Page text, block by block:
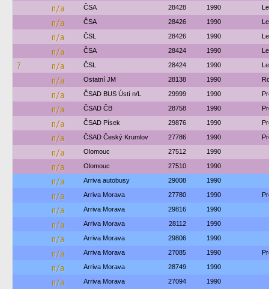
n/a ČSA 28428 1990
n/a ČSA 28426 1990
n/a ČSL 28426 1990
n/a ČSA 28424 1990
7 n/a ČSL 28424 1990
n/a Ostatní JM 28138 1990
n/a ČSAD BUS Ústí n/L 29999 1990
n/a ČSAD ČB 28758 1990
n/a ČSAD Písek 29876 1990
n/a ČSAD Český Krumlov 27786 1990
n/a Olomouc 27512 1990
n/a Olomouc 27510 1990
n/a Arriva autobusy 29008 1990
n/a Arriva Morava 27780 1990
n/a Arriva Morava 29816 1990
n/a Arriva Morava 28112 1990
n/a Arriva Morava 29806 1990
n/a Arriva Morava 27085 1990
n/a Arriva Morava 28749 1990
n/a Arriva Morava 27094 1990